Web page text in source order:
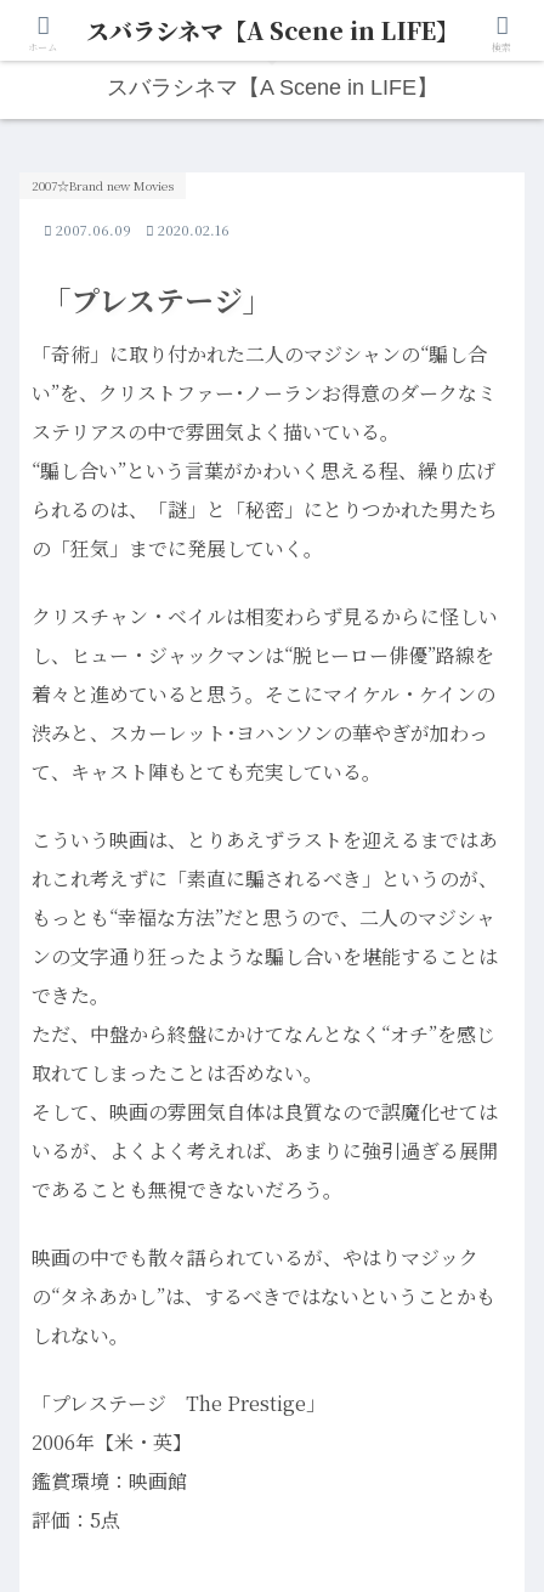
人生は“ひとりごと”から始まる。映画と写真と日々のこと。
スバラシネマ【A Scene in LIFE】
「プレステージ」
2007☆Brand new Movies
2007.06.09 2020.02.16
「奇術」に取り付かれた二人のマジシャンの“騙し合
い”を、クリストファー･ノーランお得意のダークなミ
ステリアスの中で雰囲気よく描いている。
“騙し合い”という言葉がかわいく思える程、繰り広げ
られるのは、「謎」と「秘密」にとりつかれた男たち
の「狂気」までに発展していく。
クリスチャン・ベイルは相変わらず見るからに怪しい
し、ヒュー・ジャックマンは“脱ヒーロー俳優”路線を
着々と進めていると思う。そこにマイケル・ケインの
渋みと、スカーレット･ヨハンソンの華やぎが加わっ
て、キャスト陣もとても充実している。
こういう映画は、とりあえずラストを迎えるまではあ
れこれ考えずに「素直に騙されるべき」というのが、
もっとも“幸福な方法”だと思うので、二人のマジシャ
ンの文字通り狂ったような騙し合いを堪能することは
できた。
ただ、中盤から終盤にかけてなんとなく“オチ”を感じ
取れてしまったことは否めない。
そして、映画の雰囲気自体は良質なので誤魔化せては
いるが、よくよく考えれば、あまりに強引過ぎる展開
であることも無視できないだろう。
映画の中でも散々語られているが、やはりマジック
の“タネあかし”は、するべきではないということかも
しれない。
「プレステージ The Prestige」
2006年【米・英】
鑑賞環境：映画館
評価：5点
ホーム スバラシネマ【A Scene in LIFE】 検索